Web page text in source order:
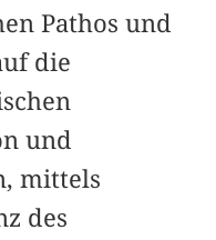
Pathos und
die
und
mittels
des